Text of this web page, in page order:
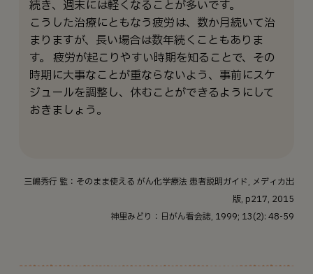
続き、週末には軽くなることが多いです。
こうした治療にともなう疲労は、数か月続いて治
まりますが、長い場合は数年続くこともありま
す。 疲労が起こりやすい時期を知ることで、その
時期に大事なことが重ならないよう、事前にスケ
ジュールを調整し、休むことができるようにして
おきましょう。
三嶋秀行 監：そのまま使える がん化学療法 患者説明ガイド, メディカ出
版, p217, 2015
神里みどり：日がん看会誌, 1999; 13(2): 48-59